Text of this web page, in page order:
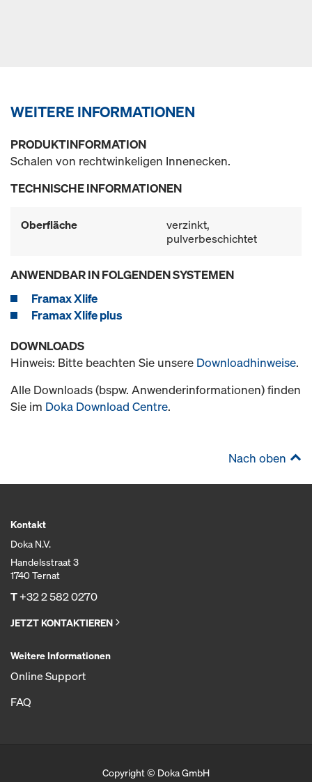
WEITERE INFORMATIONEN
PRODUKTINFORMATION
Schalen von rechtwinkeligen Innenecken.
TECHNISCHE INFORMATIONEN
Oberfläche
verzinkt,
pulverbeschichtet
ANWENDBAR IN FOLGENDEN SYSTEMEN
Framax Xlife
Framax Xlife plus
DOWNLOADS
Hinweis: Bitte beachten Sie unsere Downloadhinweise.
Alle Downloads (bspw. Anwenderinformationen) finden
Sie im Doka Download Centre.
Nach oben
Kontakt
Doka N.V.
Handelsstraat 3
1740 Ternat
T+32 2 582 0270
JETZT KONTAKTIEREN
Weitere Informationen
Online Support
FAQ
Copyright © Doka GmbH